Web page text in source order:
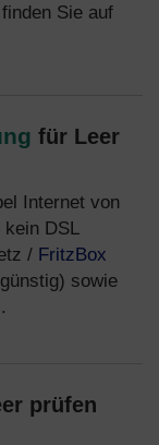
Sie auf
für Leer
Internet von
DSL
/ FritzBox
sowie
prüfen